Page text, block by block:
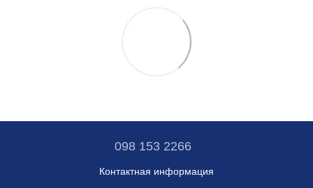
098 153 2266
Контактная информация